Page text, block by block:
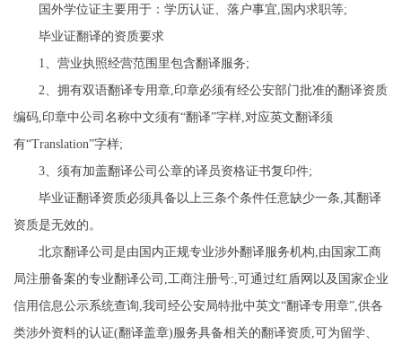
国外学位证主要用于：学历认证、落户事宜,国内求职等;
毕业证翻译的资质要求
1、营业执照经营范围里包含翻译服务;
2、拥有双语翻译专用章,印章必须有经公安部门批准的翻译资质
编码,印章中公司名称中文须有“翻译”字样,对应英文翻译须
有“Translation”字样;
3、须有加盖翻译公司公章的译员资格证书复印件;
毕业证翻译资质必须具备以上三条个条件任意缺少一条,其翻译
资质是无效的。
北京翻译公司是由国内正规专业涉外翻译服务机构,由国家工商
局注册备案的专业翻译公司,工商注册号:,可通过红盾网以及国家企业
信用信息公示系统查询,我司经公安局特批中英文“翻译专用章”,供各
类涉外资料的认证(翻译盖章)服务具备相关的翻译资质,可为留学、